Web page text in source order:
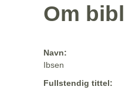
Om
Navn:
Ibsen
Fullstendig tittel: